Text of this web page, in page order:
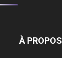
À PROPOS